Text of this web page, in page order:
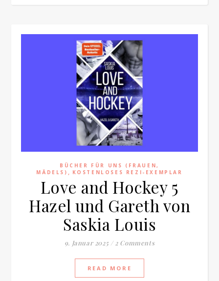
BÜCHER FÜR UNS (FRAUEN,
MÄDELS) , KOSTENLOSES REZI-EXEMPLAR
Love and Hockey 5
Hazel und Gareth von
Saskia Louis
9. Januar 2025 / 2 Comments
READ MORE